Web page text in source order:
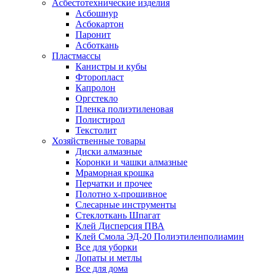
Асбестотехнические изделия
Асбошнур
Асбокартон
Паронит
Асботкань
Пластмассы
Канистры и кубы
Фторопласт
Капролон
Оргстекло
Пленка полиэтиленовая
Полистирол
Текстолит
Хозяйственные товары
Диски алмазные
Коронки и чашки алмазные
Мраморная крошка
Перчатки и прочее
Полотно х-прошивное
Слесарные инструменты
Стеклоткань Шпагат
Клей Дисперсия ПВА
Клей Смола ЭД-20 Полиэтиленполиамин
Все для уборки
Лопаты и метлы
Все для дома